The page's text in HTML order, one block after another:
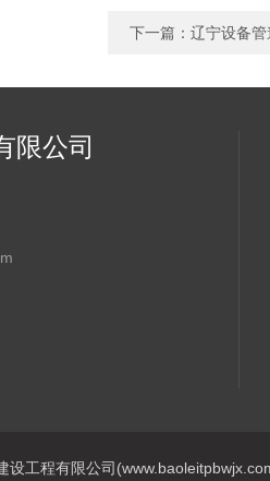
下一篇： 辽宁设备
限公司
设工程有限公司